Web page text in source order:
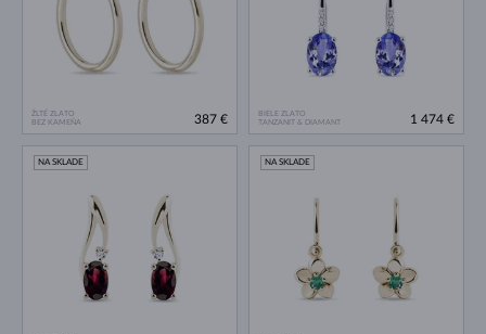
ŽLTÉ ZLATO
BEZ KAMEŇA
387 €
BIELE ZLATO
TANZANIT & DIAMANT
1 474 €
NA SKLADE NA SKLADE